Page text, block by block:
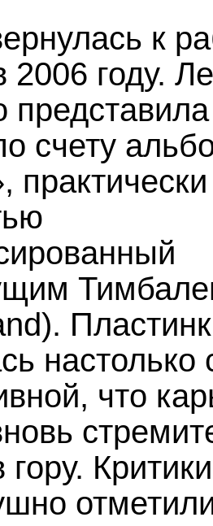
к
2006 году.
счету
практически
настолько
что
Критики